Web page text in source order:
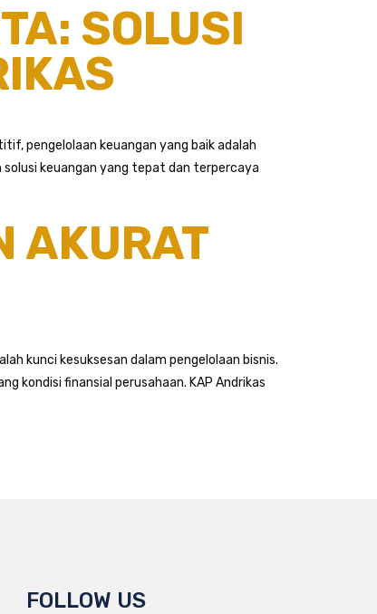
SOLUSI
pengelolaan keuangan yang baik adalah
solusi keuangan yang tepat dan terpercaya
AKURAT
kunci kesuksesan dalam pengelolaan bisnis.
kondisi finansial perusahaan. KAP Andrikas
FOLLOW US